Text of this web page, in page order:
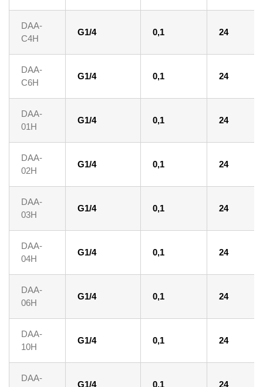
DAA-
C4H
G1/4 0,1 24
DAA-
C6H
G1/4 0,1 24
DAA-
01H
G1/4 0,1 24
DAA-
02H
G1/4 0,1 24
DAA-
03H
G1/4 0,1 24
DAA-
04H
G1/4 0,1 24
DAA-
06H
G1/4 0,1 24
DAA-
10H
G1/4 0,1 24
DAA-
G1/4 0,1 24